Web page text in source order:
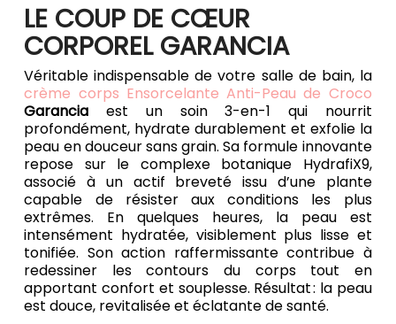
LE COUP DE CŒUR
CORPOREL GARANCIA
Véritable indispensable de votre salle de bain, la
crème corps Ensorcelante Anti-Peau de Croco
Garancia est un soin 3-en-1 qui nourrit
profondément, hydrate durablement et exfolie la
peau en douceur sans grain. Sa formule innovante
repose sur le complexe botanique HydrafiX9,
associé à un actif breveté issu d’une plante
capable de résister aux conditions les plus
extrêmes. En quelques heures, la peau est
intensément hydratée, visiblement plus lisse et
tonifiée. Son action raffermissante contribue à
redessiner les contours du corps tout en
apportant confort et souplesse. Résultat : la peau
est douce, revitalisée et éclatante de santé.